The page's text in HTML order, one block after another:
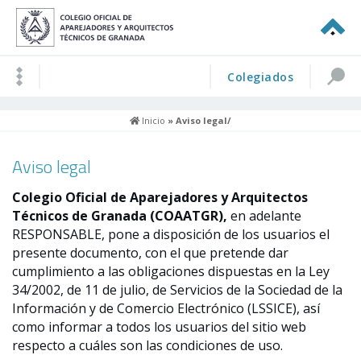
Colegiados
Inicio » Aviso legal/
Aviso legal
Colegio Oficial de Aparejadores y Arquitectos
Técnicos de Granada (COAATGR), en adelante
RESPONSABLE, pone a disposición de los usuarios el
presente documento, con el que pretende dar
cumplimiento a las obligaciones dispuestas en la Ley
34/2002, de 11 de julio, de Servicios de la Sociedad de la
Información y de Comercio Electrónico (LSSICE), así
como informar a todos los usuarios del sitio web
respecto a cuáles son las condiciones de uso.